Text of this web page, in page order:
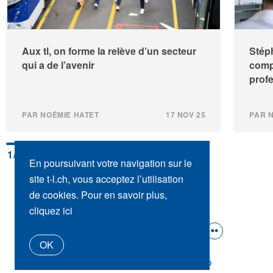
Aux tl, on forme la relève d’un secteur
qui a de l’avenir
PAR NOÉMIE HATET 17 NOV 25 PAR
1 /4
tl_shop
En poursuivant votre navigation sur le
site t-l.ch, vous acceptez l’utilisation
de cookies. Pour en savoir plus,
cliquez ici
OK